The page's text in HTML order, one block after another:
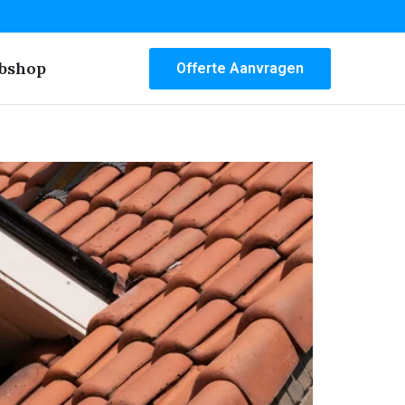
Offerte Aanvragen